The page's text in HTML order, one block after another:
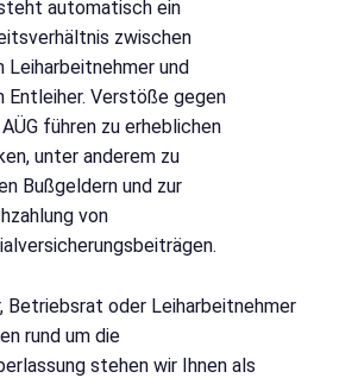
automatisch ein
zwischen
Leiharbeitnehmer und
Entleiher. Verstöße gegen
führen zu erheblichen
unter anderem zu
Bußgeldern und zur
von
Betriebsrat oder Leiharbeitnehmer
rund um die
stehen wir Ihnen als